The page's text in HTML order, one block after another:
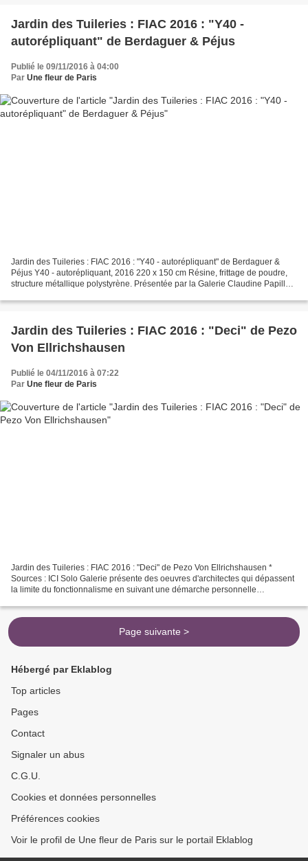
Jardin des Tuileries : FIAC 2016 : "Y40 -
autorépliquant" de Berdaguer & Péjus
Publié le 09/11/2016 à 04:00
Par Une fleur de Paris
Jardin des Tuileries : FIAC 2016 : "Y40 - autorépliquant" de Berdaguer &
Péjus Y40 - autorépliquant, 2016 220 x 150 cm Résine, frittage de poudre,
structure métallique polystyrène. Présentée par la Galerie Claudine Papillon,
Jardin des Tuileries : FIAC 2016 : "Deci" de Pezo
Von Ellrichshausen
Publié le 04/11/2016 à 07:22
Par Une fleur de Paris
Jardin des Tuileries : FIAC 2016 : "Deci" de Pezo Von Ellrichshausen *
Sources : ICI Solo Galerie présente des oeuvres d'architectes qui dépassent
la limite du fonctionnalisme en suivant une démarche personnelle
Page suivante >
Hébergé par Eklablog
Top articles
Pages
Contact
Signaler un abus
C.G.U.
Cookies et données personnelles
Préférences cookies
Voir le profil de Une fleur de Paris sur le portail Eklablog